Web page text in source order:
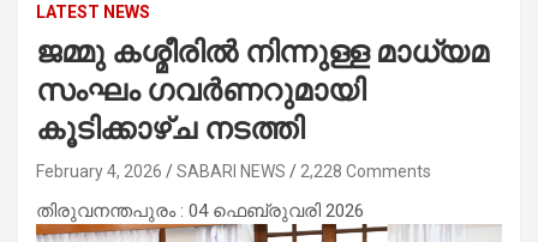
LATEST NEWS
ജമ്മു കശ്മീരില്‍ നിന്നുള്ള മാധ്യമ
സംഘം ഗവര്‍ണറുമായി
കൂടിക്കാഴ്ച നടത്തി
February 4, 2026 SABARI NEWS 2,228 Comments
തിരുവനന്തപുരം : 04 ഫെബ്രുവരി 2026